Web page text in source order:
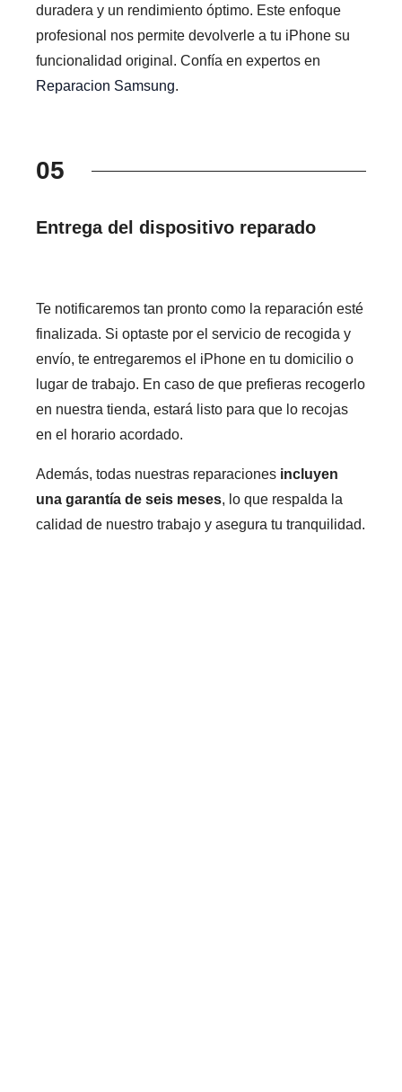
duradera y un rendimiento óptimo. Este enfoque
profesional nos permite devolverle a tu iPhone su
funcionalidad original. Confía en expertos en
Reparacion Samsung.
05
Entrega del dispositivo reparado
Te notificaremos tan pronto como la reparación esté
finalizada. Si optaste por el servicio de recogida y
envío, te entregaremos el iPhone en tu domicilio o
lugar de trabajo. En caso de que prefieras recogerlo
en nuestra tienda, estará listo para que lo recojas
en el horario acordado.
Además, todas nuestras reparaciones incluyen
una garantía de seis meses, lo que respalda la
calidad de nuestro trabajo y asegura tu tranquilidad.